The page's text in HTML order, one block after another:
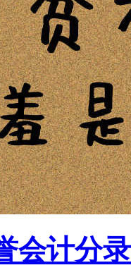
会计分